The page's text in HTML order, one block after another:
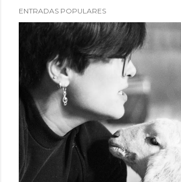
ENTRADAS POPULARES